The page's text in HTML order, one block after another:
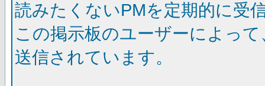
読みたくないPMを定期的に受
この掲示板のユーザーによっ
送信されています。